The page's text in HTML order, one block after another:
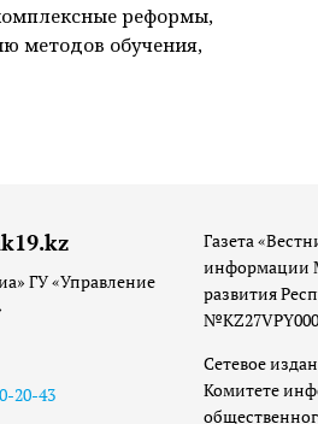
реформы,
методов обучения,
ГУ «Управление
20-43
Газета
информации
развития
Сетевое
Комитете